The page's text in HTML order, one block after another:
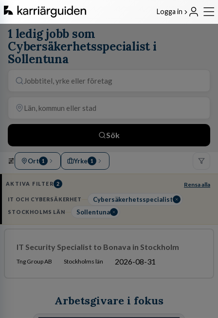
Logga in
1 ledig jobb som
Cybersäkerhetsspecialist i
Sollentuna
Sök
Ort 1 Yrke 1
AKTIVA FILTER 2 Rensa alla
IT OCH CYBERSÄKERHET Cybersäkerhetsspecialist
STOCKHOLMS LÄN Sollentuna
IT Security Specialist to Bonava in Stockholm
Tng Group AB Stockholms län 2026-08-31
Arbetsgivare i fokus